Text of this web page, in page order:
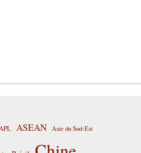
APL ASEAN Asie du Sud-Est